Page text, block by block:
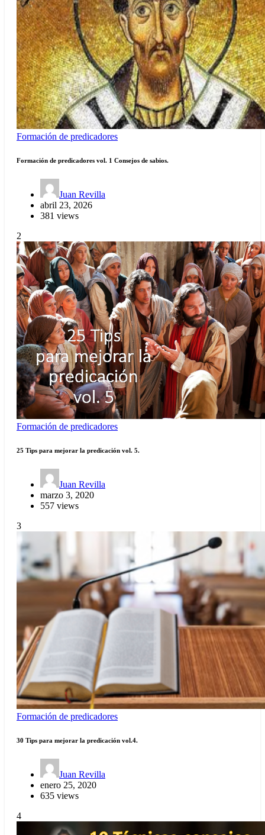
Formación de predicadores
Formación de predicadores vol. 1 Consejos de sabios.
Juan Revilla
abril 23, 2026
381 views
2
Formación de predicadores
25 Tips para mejorar la predicación vol. 5.
Juan Revilla
marzo 3, 2020
557 views
3
Formación de predicadores
30 Tips para mejorar la predicación vol.4.
Juan Revilla
enero 25, 2020
635 views
4